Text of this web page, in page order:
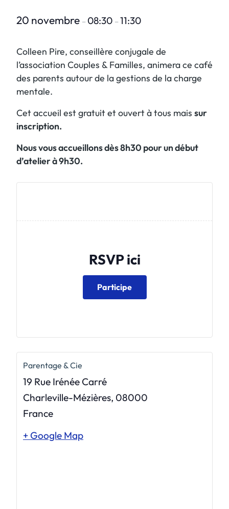
20 novembre – 08:30 – 11:30
Colleen Pire, conseillère conjugale de
l’association Couples & Familles, animera ce café
des parents autour de la gestions de la charge
mentale.
Cet accueil est gratuit et ouvert à tous mais sur
inscription.
Nous vous accueillons dès 8h30 pour un début
d’atelier à 9h30.
RSVP ici
Participe
Parentage & Cie
19 Rue Irénée Carré
Charleville-Mézières, 08000
France
+ Google Map